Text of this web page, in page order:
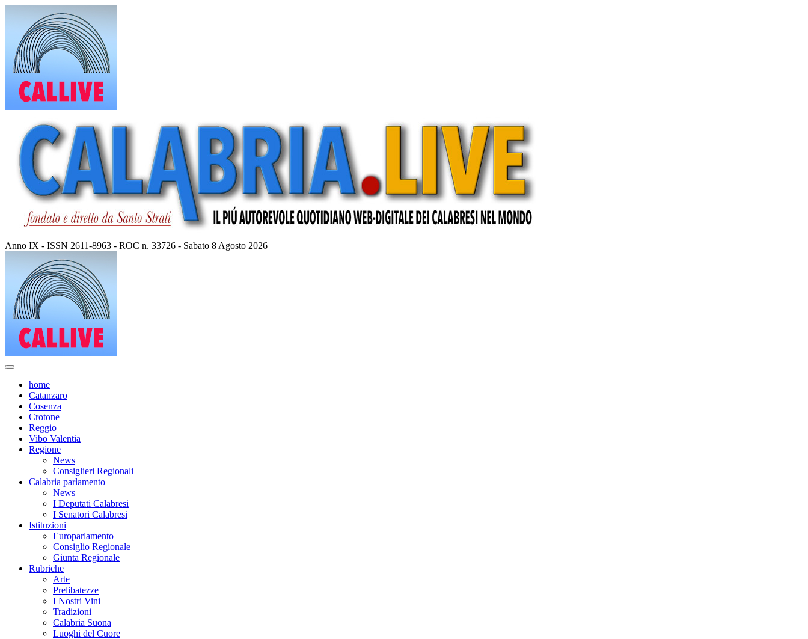
contenuto
Anno IX - ISSN 2611-8963 - ROC n. 33726 - Sabato 8 Agosto 2026
home
Catanzaro
Cosenza
Crotone
Reggio
Vibo Valentia
Regione
News
Consiglieri Regionali
Calabria parlamento
News
I Deputati Calabresi
I Senatori Calabresi
Istituzioni
Europarlamento
Consiglio Regionale
Giunta Regionale
Rubriche
Arte
Prelibatezze
I Nostri Vini
Tradizioni
Calabria Suona
Luoghi del Cuore